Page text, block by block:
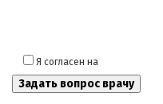
Я согласен на